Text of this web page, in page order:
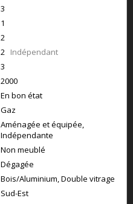
3
1
2
2 Indépendant
3
2000
En bon état
Gaz
Aménagée et équipée,
Indépendante
Non meublé
Dégagée
Bois/Aluminium, Double vitrage
Sud-Est